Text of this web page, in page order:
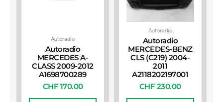
Autoradio
Autoradio
MERCEDES A-
CLASS 2009-2012
A1698700289
CHF 170.00
Autoradio
Autoradio
MERCEDES-BENZ
CLS (C219) 2004-
2011
A2118202197001
CHF 230.00